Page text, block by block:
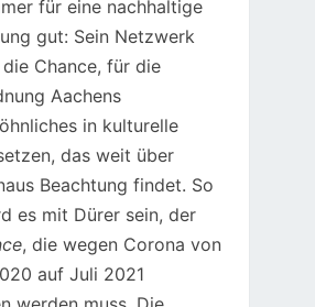
für eine nachhaltige
gut: Sein Netzwerk
Chance, für die
Aachens
in kulturelle
das weit über
Beachtung findet. So
es mit Dürer sein, der
, die wegen Corona von
auf Juli 2021